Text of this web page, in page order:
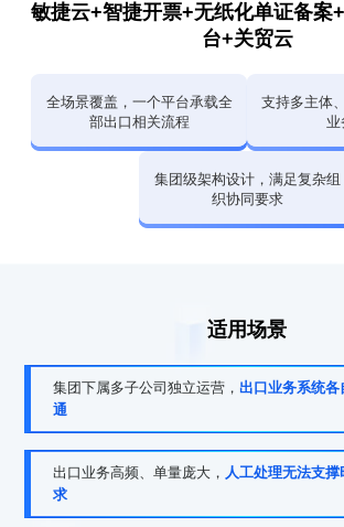
敏捷云+智捷开票+无纸化单证备案
台+关贸云
全场景覆盖，一个平台承载全
部出口相关流程
支持多主体
业
集团级架构设计，满足复杂组
织协同要求
适用场景
集团下属多子公司独立运营，出口业务系统
通
出口业务高频、单量庞大， 人工处理无法支
求